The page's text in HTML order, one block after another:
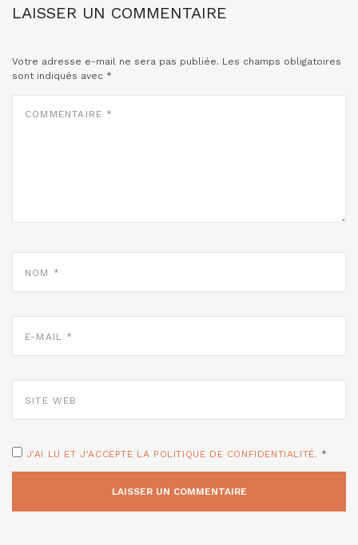
LAISSER UN COMMENTAIRE
Votre adresse e-mail ne sera pas publiée. Les champs obligatoires
sont indiqués avec *
MAIL
WEB
J'AI LU ET J'ACCEPTE LA POLITIQUE DE CONFIDENTIALITÉ. *